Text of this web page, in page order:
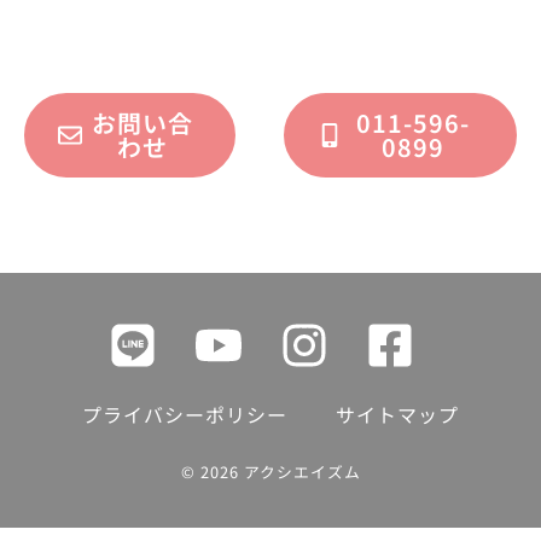
お問い合
わせ
011-596-
0899
プライバシーポリシー サイトマップ
© 2026 アクシエイズム